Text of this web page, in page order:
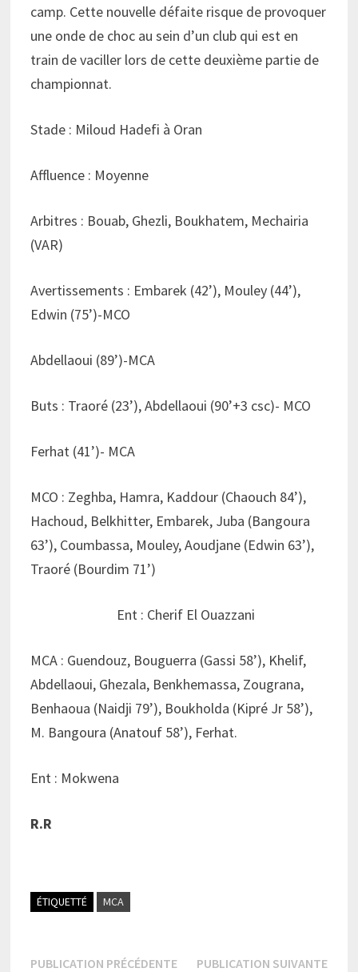
camp. Cette nouvelle défaite risque de provoquer
une onde de choc au sein d’un club qui est en
train de vaciller lors de cette deuxième partie de
championnat.
Stade : Miloud Hadefi à Oran
Affluence : Moyenne
Arbitres : Bouab, Ghezli, Boukhatem, Mechairia
(VAR)
Avertissements : Embarek (42’), Mouley (44’),
Edwin (75’)-MCO
Abdellaoui (89’)-MCA
Buts : Traoré (23’), Abdellaoui (90’+3 csc)- MCO
Ferhat (41’)- MCA
MCO : Zeghba, Hamra, Kaddour (Chaouch 84’),
Hachoud, Belkhitter, Embarek, Juba (Bangoura
63’), Coumbassa, Mouley, Aoudjane (Edwin 63’),
Traoré (Bourdim 71’)
Ent : Cherif El Ouazzani
MCA : Guendouz, Bouguerra (Gassi 58’), Khelif,
Abdellaoui, Ghezala, Benkhemassa, Zougrana,
Benhaoua (Naidji 79’), Boukholda (Kipré Jr 58’),
M. Bangoura (Anatouf 58’), Ferhat.
Ent : Mokwena
R.R
ÉTIQUETTÉ MCA
PUBLICATION PRÉCÉDENTEPublication
PUBLICATION SUIVANTE